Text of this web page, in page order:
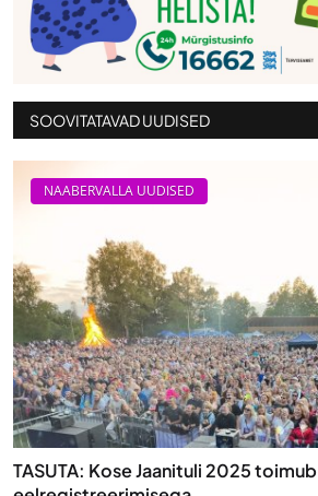
SOOVITATAVAD UUDISED
NAABERVALLA UUDISED
TASUTA: Kose Jaanituli 2025 toimub